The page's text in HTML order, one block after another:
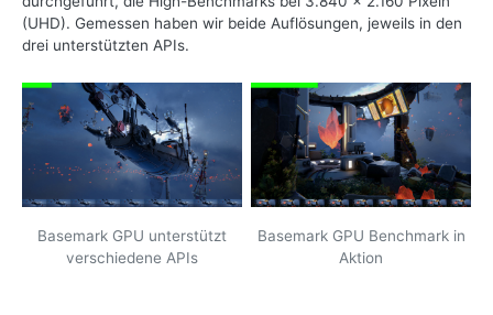
(UHD). Gemessen haben wir beide Auflösungen, jeweils in den
drei unterstützten APIs.
Basemark GPU unterstützt
verschiedene APIs
Basemark GPU Benchmark in
Aktion